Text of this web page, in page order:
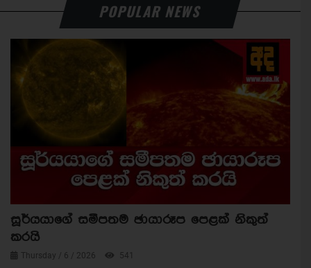
POPULAR NEWS
සූර්යයාගේ සමීපතම ඡායාරූප පෙළක් නිකුත්
කරයි
Thursday / 6 / 2026 541